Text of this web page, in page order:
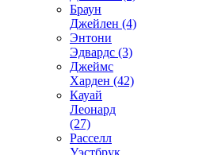
Браун
Джейлен (4)
Энтони
Эдвардс (3)
Джеймс
Харден (42)
Кауай
Леонард
(27)
Расселл
Уэстбрук